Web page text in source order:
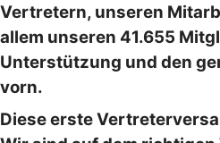
Vertretern, unseren
allem unseren 41.655
Unterstützung und den
vorn.
Diese erste